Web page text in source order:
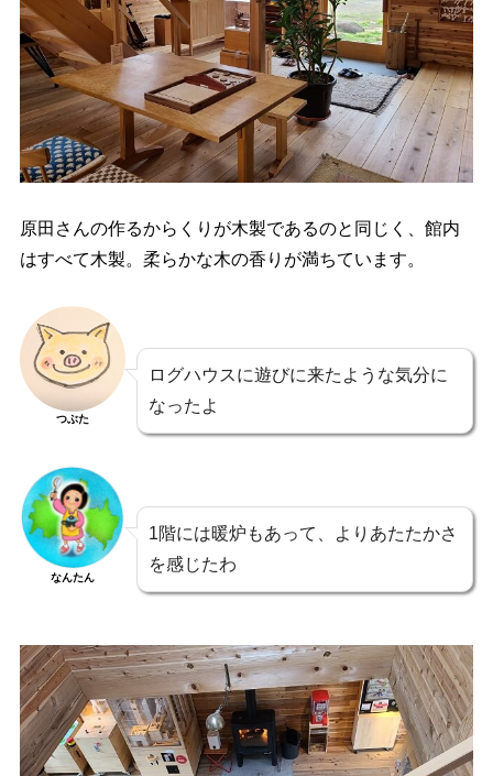
原田さんの作るからくりが木製であるのと同じく、館内
はすべて木製。柔らかな木の香りが満ちています。
つぶた
ログハウスに遊びに来たような気分に
なったよ
なんたん
1階には暖炉もあって、よりあたたかさ
を感じたわ